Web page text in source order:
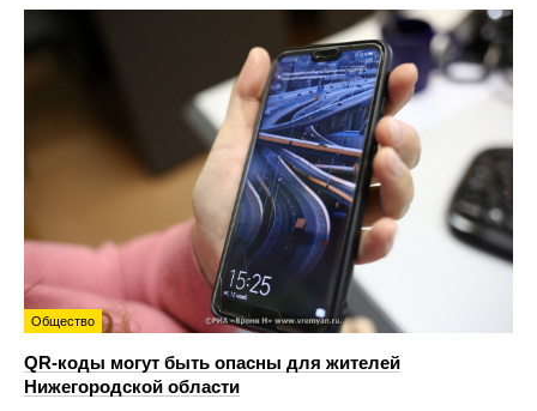
Общество
QR-коды могут быть опасны для жителей
Нижегородской области